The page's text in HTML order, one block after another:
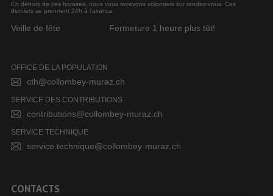
En dehors de ces horaires, nous vous recevons volontiers sur rendez-vous. Ces
derniers se prennent 24h à l’avance.
Veille de fête Fermeture 1 heure plus tôt!
OFFICE DE LA POPULATION
cth@collombey-muraz.ch
SERVICE DES CONTRIBUTIONS
contributions@collombey-muraz.ch
SERVICE TECHNIQUE
service.technique@collombey-muraz.ch
CONTACTS